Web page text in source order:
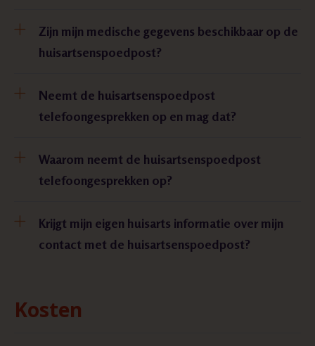
Zijn mijn medische gegevens beschikbaar op de
huisartsenspoedpost?
Neemt de huisartsenspoedpost
telefoongesprekken op en mag dat?
Waarom neemt de huisartsenspoedpost
telefoongesprekken op?
Krijgt mijn eigen huisarts informatie over mijn
contact met de huisartsenspoedpost?
Kosten